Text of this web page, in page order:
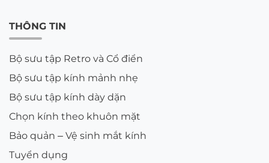
THÔNG TIN
Bộ sưu tập Retro và Cổ điển
Bộ sưu tập kính mảnh nhẹ
Bộ sưu tập kính dày dặn
Chọn kính theo khuôn mặt
Bảo quản – Vệ sinh mắt kính
Tuyển dụng